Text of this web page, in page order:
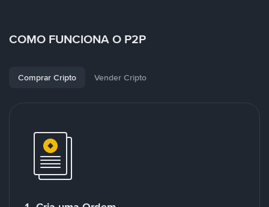
COMO FUNCIONA O P2P
Comprar Cripto Vender Cripto